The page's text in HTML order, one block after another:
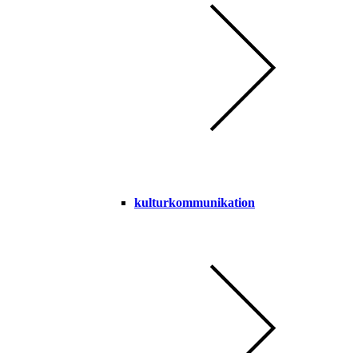
kulturkommunikation